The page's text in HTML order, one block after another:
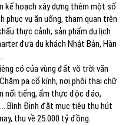
kế hoạch xây dựng thêm một số
phục vụ ăn uống, tham quan trên
thực cảnh; sản phẩm du lịch
đưa du khách Nhật Bản, Hàn
có của vùng đất võ trời văn
pa cổ kính, nơi phôi thai chữ
nổi tiếng, ẩm thực độc đáo,
Bình Định đặt mục tiêu thu hút
thu về 25.000 tỷ đồng.